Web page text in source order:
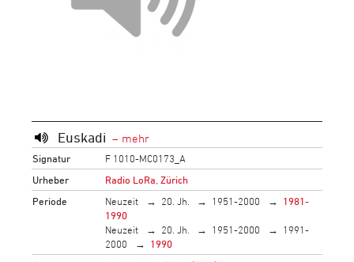
Euskadi
Signatur
F 1010-MC0173_A
Urheber
Radio LoRa, Zürich
Periode
Neuzeit 20. Jh. 1951-2000
1981-
1990
Neuzeit
20. Jh. 1951-2000
1991-
2000
1990